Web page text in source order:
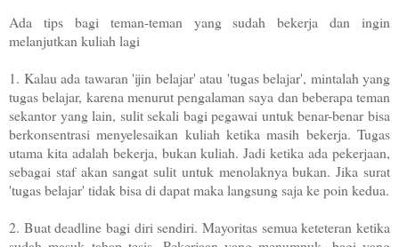
Ada tips bagi teman-teman yang sudah bekerja dan ingin
melanjutkan kuliah lagi
1. Kalau ada tawaran 'ijin belajar' atau 'tugas belajar', mintalah yang
tugas belajar, karena menurut pengalaman saya dan beberapa teman
sekantor yang lain, sulit sekali bagi pegawai untuk benar-benar bisa
berkonsentrasi menyelesaikan kuliah ketika masih bekerja. Tugas
utama kita adalah bekerja, bukan kuliah. Jadi ketika ada pekerjaan,
sebagai staf akan sangat sulit untuk menolaknya bukan. Jika surat
'tugas belajar' tidak bisa di dapat maka langsung saja ke poin kedua.
2. Buat deadline bagi diri sendiri. Mayoritas semua keteteran ketika